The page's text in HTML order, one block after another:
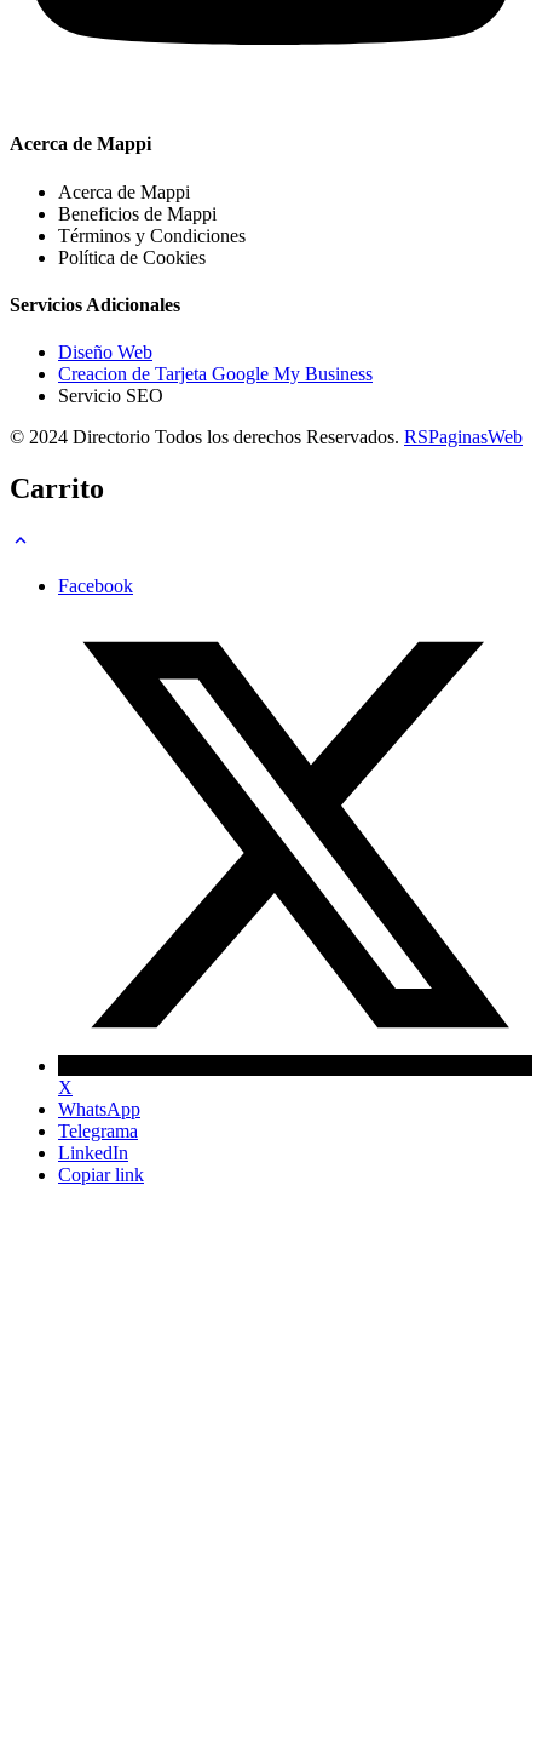
Acerca de Mappi
Acerca de Mappi
Beneficios de Mappi
Términos y Condiciones
Política de Cookies
Servicios Adicionales
Diseño Web
Creacion de Tarjeta Google My Business
Servicio SEO
© 2024 Directorio Todos los derechos Reservados. RSPaginasWeb
Carrito
Facebook
X
WhatsApp
Telegrama
LinkedIn
Copiar link